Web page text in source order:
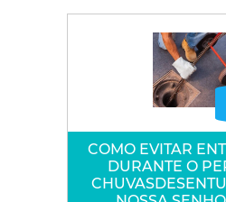
COMO EVITAR
DURANTE O